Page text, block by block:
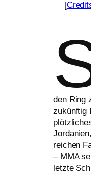
[
den Ring
zukünf­tig
rei­chen
– MMA
letz­te